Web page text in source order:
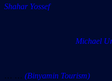
Shahar Yossef
… … (Binyamin Tourism)